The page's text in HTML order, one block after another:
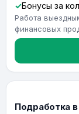
Бонусы за
Работа
финансовых
Подработка